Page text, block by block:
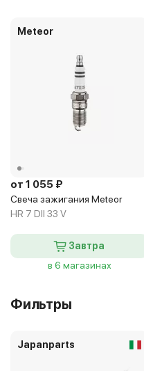
Meteor
от 1 055 ₽
Свеча зажигания Meteor
HR 7 DII 33 V
Завтра
в 6 магазинах
Фильтры
Japanparts